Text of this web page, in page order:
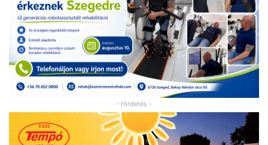
- Hirdetés -